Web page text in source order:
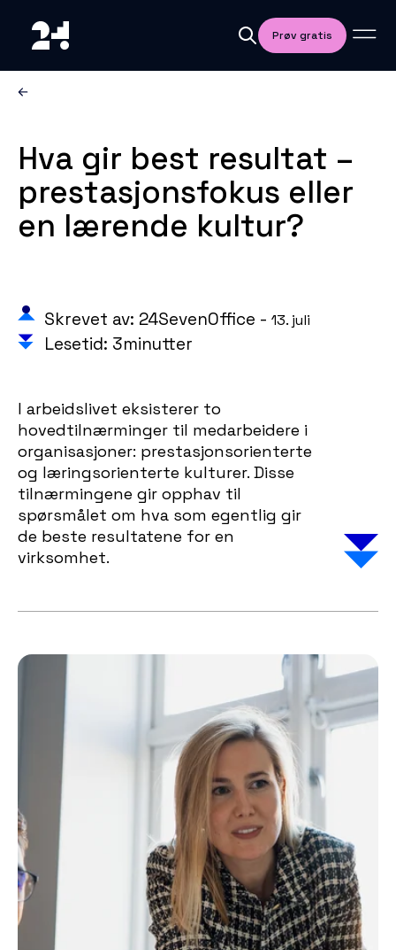
Prøv gratis
Hva gir best resultat –
prestasjonsfokus eller
en lærende kultur?
Skrevet av: 24SevenOffice - 13. juli
Lesetid: 3minutter
I arbeidslivet eksisterer to
hovedtilnærminger til medarbeidere i
organisasjoner: prestasjonsorienterte
og læringsorienterte kulturer. Disse
tilnærmingene gir opphav til
spørsmålet om hva som egentlig gir
de beste resultatene for en
virksomhet.